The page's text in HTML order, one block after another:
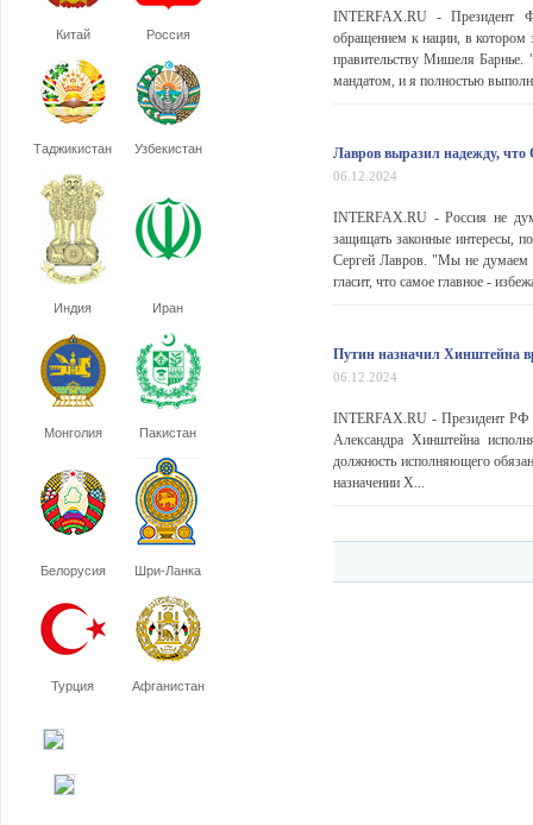
Китай Россия
Таджикистан Узбекистан
Индия Иран
Монголия Пакистан
Белорусия Шри-Ланка
Турция Афганистан
INTERFAX.RU - Президент
обращением к нации, в котором
правительству Мишеля Барнье.
мандатом, и я полностью
Лавров выразил надежду,
06.12.2024
INTERFAX.RU - Россия не
защищать законные интересы,
Сергей Лавров. "Мы не думаем
гласит, что самое главное -
Путин назначил Хинштейна
06.12.2024
INTERFAX.RU - Президент РФ
Александра Хинштейна
должность исполняющего
назначении Х...